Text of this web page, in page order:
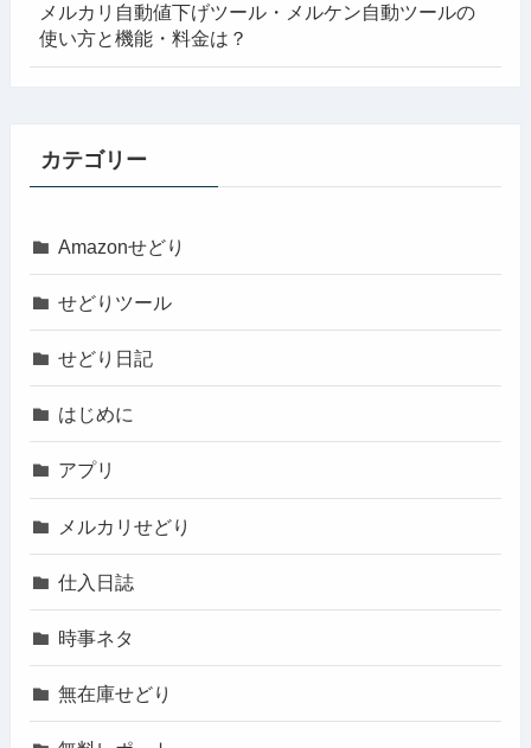
メルカリ自動値下げツール・メルケン自動ツールの
使い方と機能・料金は？
カテゴリー
Amazonせどり
せどりツール
せどり日記
はじめに
アプリ
メルカリせどり
仕入日誌
時事ネタ
無在庫せどり